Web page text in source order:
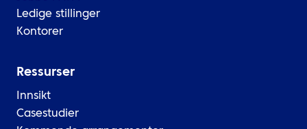
Ledige stillinger
Kontorer
Ressurser
Innsikt
Casestudier